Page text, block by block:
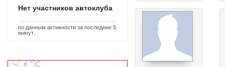
Нет участников автоклуба
по данным активности за последние 5
минут.